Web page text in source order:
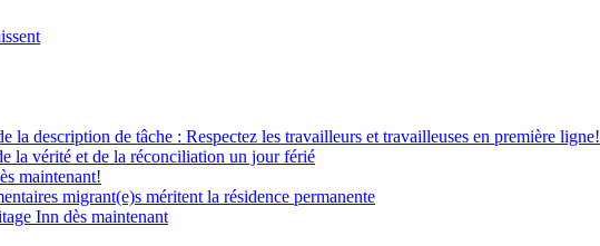
la description de tâche : Respectez les travailleurs et travailleuses en première ligne!
la vérité et de la réconciliation un jour férié
maintenant!
migrant(e)s méritent la résidence permanente
Inn dès maintenant